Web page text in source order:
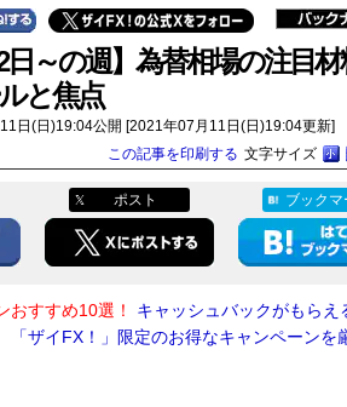
日～の週】為替相場の注目
と焦点
日(日)19:04公開 [2021年07月11日(日)19:04更新]
文字サイズ
この記事を印刷する
ポスト ブックマ
おすすめ10選！
キャッシュバックがもらえ
「ザイFX！」限定のお得なキャンペーンを